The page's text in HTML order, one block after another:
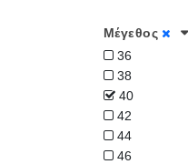
Μέγεθος
36
38
40
42
44
46